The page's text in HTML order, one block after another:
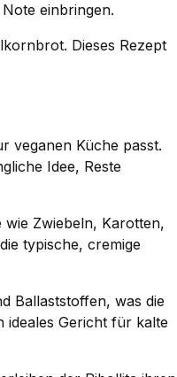
einbringen.
Dieses Rezept
veganen Küche passt.
Idee, Reste
wie Zwiebeln, Karotten,
typische, cremige
Ballaststoffen, was die
ideales Gericht für kalte